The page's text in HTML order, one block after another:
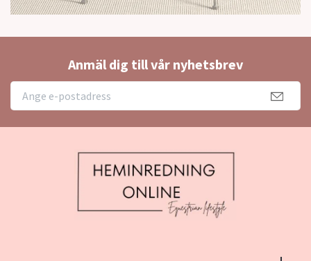
Anmäl dig till vår nyhetsbrev